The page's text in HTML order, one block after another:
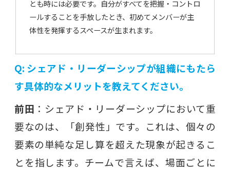
とも時には必要です。自分がすべてを把握・コントロ
ールすることを手放したとき、初めてメンバーが主
体性を発揮するスペースが生まれます。
Q: シェアド・リーダーシップが組織にもたら
す具体的なメリットを教えてください。
前田 ：シェアド・リーダーシップにおいて重
要なのは、「創発性」です。これは、個々の
要素の単純な足し算を超えた現象が起きるこ
とを指します。チームで言えば、場面ごとに